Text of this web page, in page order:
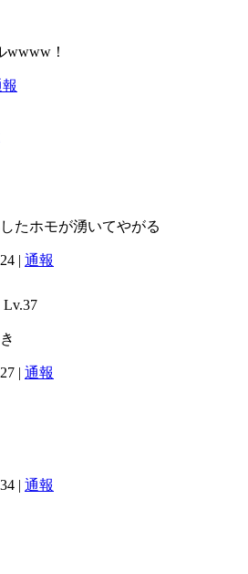
wwww！
たホモが湧いてやがる
| 通報
Lv.37
| 通報
| 通報